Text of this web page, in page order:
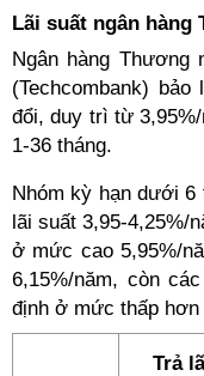
Lãi suất ngân hàng
Ngân hàng Thương
(Techcombank)
đổi, duy trì từ
1-36 tháng.
Nhóm kỳ hạn dưới 6
lãi suất 3,95-4,25%/
ở mức cao 5,95%/
6,15%/năm, còn
định ở mức thấp hơn
Trả